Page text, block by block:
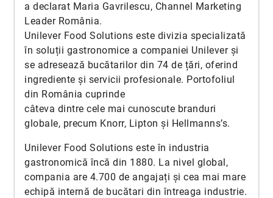
a declarat Maria Gavrilescu, Channel Marketing
Leader România.
Unilever Food Solutions este divizia specializată
în soluții gastronomice a companiei Unilever și
se adresează bucătarilor din 74 de țări, oferind
ingrediente și servicii profesionale. Portofoliul
din România cuprinde
câteva dintre cele mai cunoscute branduri
globale, precum Knorr, Lipton și Hellmanns’s.
Unilever Food Solutions este în industria
gastronomică încă din 1880. La nivel global,
compania are 4.700 de angajați și cea mai mare
echipă internă de bucătari din întreaga industrie.